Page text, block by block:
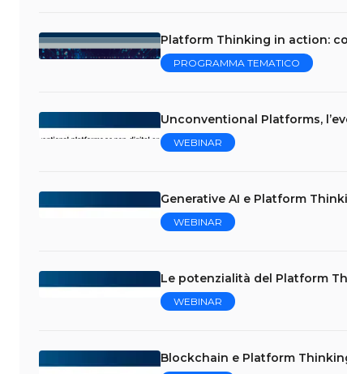
Platform Thinking in action:
PROGRAMMA TEMATICO
Unconventional Platforms,
WEBINAR
Generative AI e Platform
WEBINAR
Le potenzialità del Platform
WEBINAR
Blockchain e Platform